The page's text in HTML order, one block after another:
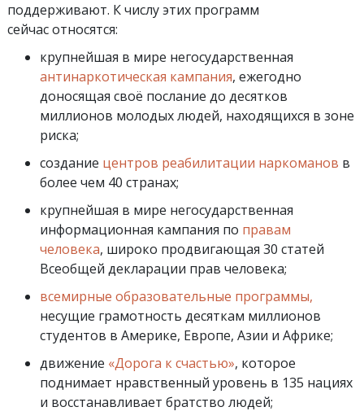
поддерживают. К числу этих программ
сейчас относятся:
крупнейшая в мире негосударственная
антинаркотическая кампания, ежегодно
доносящая своё послание до десятков
миллионов молодых людей, находящихся в зоне
риска;
создание центров реабилитации наркоманов в
более чем 40 странах;
крупнейшая в мире негосударственная
информационная кампания по правам
человека, широко продвигающая 30 статей
Всеобщей декларации прав человека;
всемирные образовательные программы,
несущие грамотность десяткам миллионов
студентов в Америке, Европе, Азии и Африке;
движение «Дорога к счастью», которое
поднимает нравственный уровень в 135 нациях
и восстанавливает братство людей;